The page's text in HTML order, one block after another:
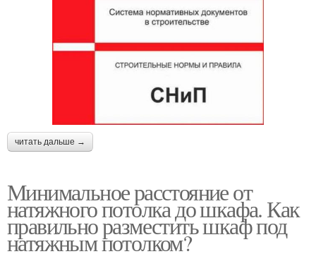
читать дальше →
Минимальное расстояние от
натяжного потолка до шкафа. Как
правильно разместить шкаф под
натяжным потолком?